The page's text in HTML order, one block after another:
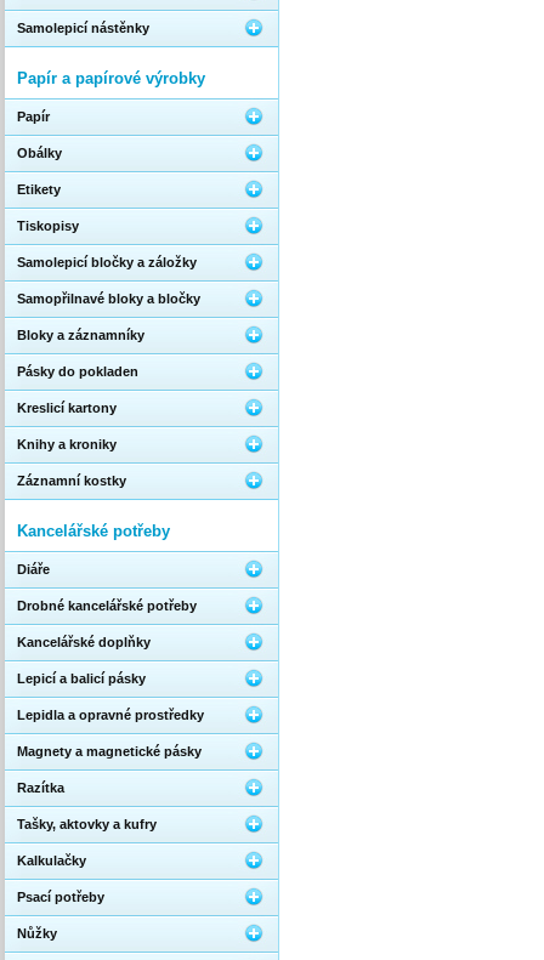
Samolepicí nástěnky
Papír a papírové výrobky
Papír
Obálky
Etikety
Tiskopisy
Samolepicí bločky a záložky
Samopřilnavé bloky a bločky
Bloky a záznamníky
Pásky do pokladen
Kreslicí kartony
Knihy a kroniky
Záznamní kostky
Kancelářské potřeby
Diáře
Drobné kancelářské potřeby
Kancelářské doplňky
Lepicí a balicí pásky
Lepidla a opravné prostředky
Magnety a magnetické pásky
Razítka
Tašky, aktovky a kufry
Kalkulačky
Psací potřeby
Nůžky